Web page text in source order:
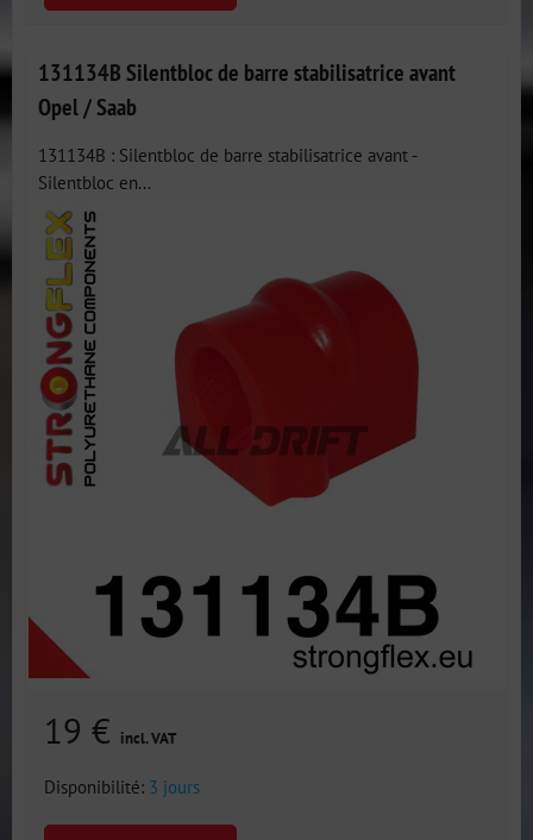
131134B Silentbloc de barre stabilisatrice avant
Opel / Saab
131134B : Silentbloc de barre stabilisatrice avant -
Silentbloc en...
19 € incl. VAT
Disponibilité: 3 jours